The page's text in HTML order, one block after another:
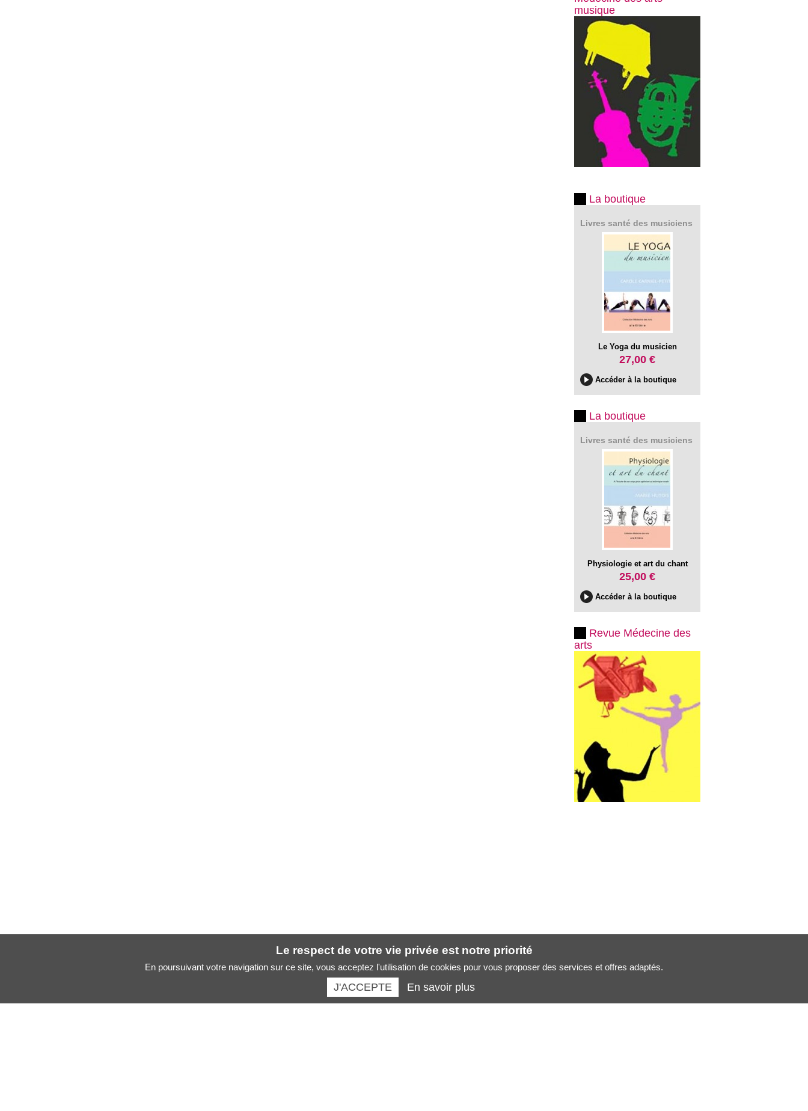
musique
La boutique
Livres santé des musiciens
Le Yoga du musicien
27,00 €
Accéder à la boutique
La boutique
Livres santé des musiciens
Physiologie et art du chant
25,00 €
Accéder à la boutique
Revue Médecine des
arts
Le respect de votre vie privée est notre priorité
En poursuivant votre navigation sur ce site, vous acceptez l'utilisation de cookies pour vous proposer des services et offres adaptés.
J'ACCEPTE En savoir plus